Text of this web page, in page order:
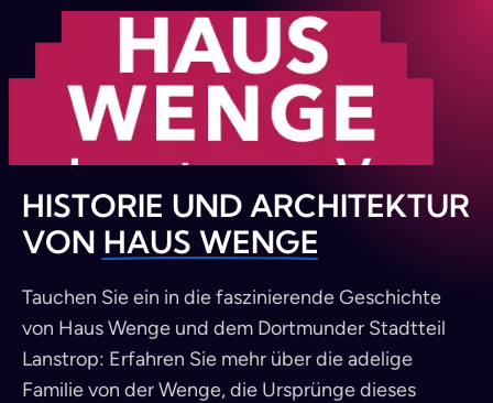
HISTORIE UND ARCHITEKTUR
VON HAUS WENGE
Tauchen Sie ein in die faszinierende Geschichte
von Haus Wenge und dem Dortmunder Stadtteil
Lanstrop: Erfahren Sie mehr über die adelige
Familie von der Wenge, die Ursprünge dieses